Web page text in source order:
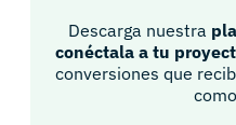
Descarga nuestra
conéctala a tu
conversiones que